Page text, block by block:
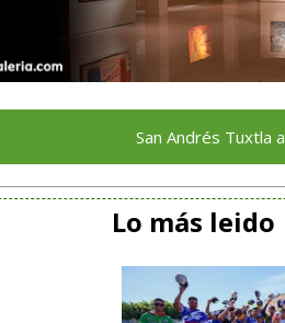
San Andrés Tuxtla alista su
Lo más leido